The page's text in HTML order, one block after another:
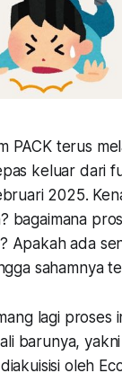
PACK terus
keluar dari
2025.
bagaimana
Apakah ada
sahamnya
lagi proses
barunya,
oleh